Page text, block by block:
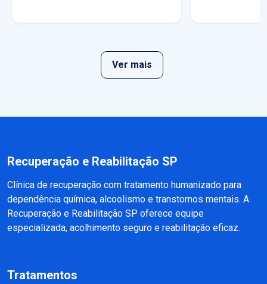
Ver mais
Recuperação e Reabilitação SP
Clínica de recuperação com tratamento humanizado para
dependência química, alcoolismo e transtornos mentais. A
Recuperação e Reabilitação SP oferece equipe
especializada, acolhimento seguro e reabilitação eficaz.
Tratamentos